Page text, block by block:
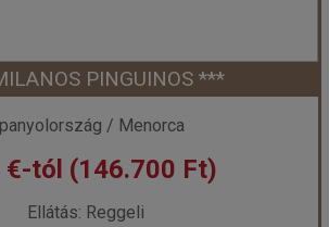
2026-10-13 | 4 éj
€-tól (125.790 Ft)
PINGUINOS ***
/ Menorca
€-tól (146.700 Ft)
Ellátás: Reggeli